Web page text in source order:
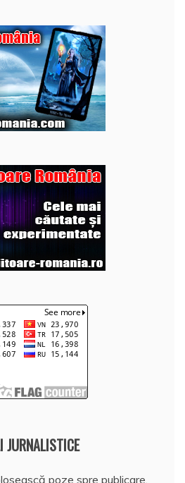
JURNALISTICE
poze spre publicare,